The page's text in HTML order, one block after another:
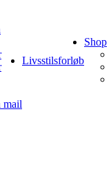
mail
Livsstilsforløb
Shop